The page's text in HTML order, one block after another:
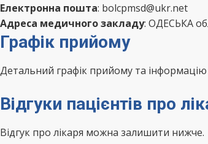
Електронна пошта: bolcpmsd@ukr.net
Адреса медичного закладу: ОДЕСЬКА
Графік прийому
Детальний графік прийому та
Відгуки пацієнтів про
Відгук про лікаря можна залишити нижче.